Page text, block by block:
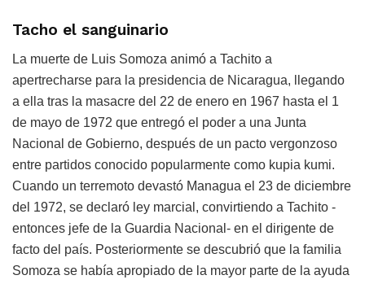
Tacho el sanguinario
La muerte de Luis Somoza animó a Tachito a
apertrecharse para la presidencia de Nicaragua, llegando
a ella tras la masacre del 22 de enero en 1967 hasta el 1
de mayo de 1972 que entregó el poder a una Junta
Nacional de Gobierno, después de un pacto vergonzoso
entre partidos conocido popularmente como kupia kumi.
Cuando un terremoto devastó Managua el 23 de diciembre
del 1972, se declaró ley marcial, convirtiendo a Tachito -
entonces jefe de la Guardia Nacional- en el dirigente de
facto del país. Posteriormente se descubrió que la familia
Somoza se había apropiado de la mayor parte de la ayuda